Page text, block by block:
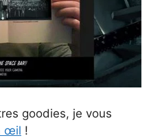
goodies, je vous
œil !